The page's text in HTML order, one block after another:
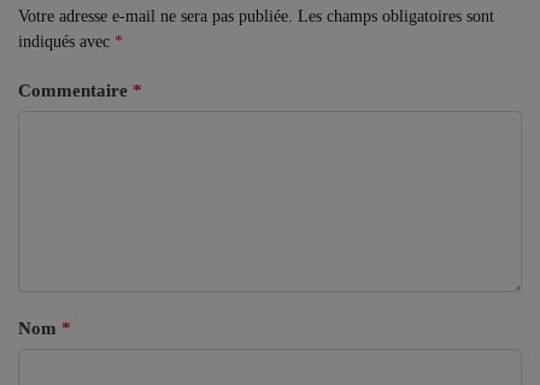
Votre adresse e-mail ne sera pas publiée. Les champs obligatoires sont
indiqués avec *
Commentaire *
Nom *